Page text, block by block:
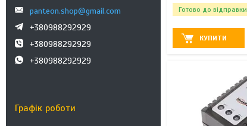
panteon.shop@gmail.com
+380988292929
+380988292929
+380988292929
Графік роботи
Готово до відправки
КУПИТИ